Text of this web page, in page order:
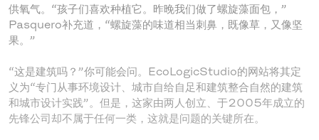
供氧气。“孩子们喜欢种植它。昨晚我们做了螺旋藻面包，”
Pasquero补充道，“螺旋藻的味道相当刺鼻，既像草，又像坚
果。”
“这是建筑吗？”你可能会问。EcoLogicStudio的网站将其定
义为“专门从事环境设计、城市自给自足和建筑整合自然的建筑
和城市设计实践”。但是，这家由两人创立、于2005年成立的
先锋公司却不属于任何一类，这就是问题的关键所在。